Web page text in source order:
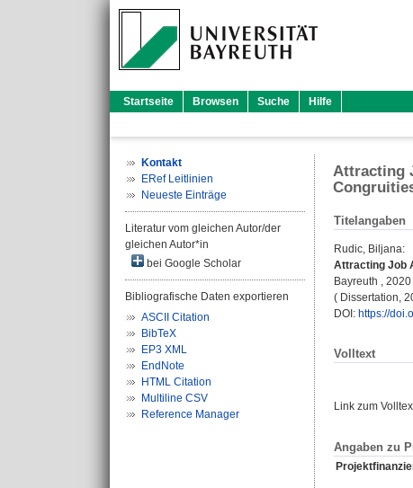
Startseite Browsen Suche Hilfe
Kontakt
ERef Leitlinien
Neueste Einträge
Literatur vom gleichen Autor/der
gleichen Autor*in
bei Google Scholar
Bibliografische Daten exportieren
ASCII Citation
BibTeX
EP3 XML
EndNote
HTML Citation
Multiline CSV
Reference Manager
Attracting
Titelangaben
Rudic, Biljana:
Attracting Job
Bayreuth ,
( Dissertation,
DOI: https://
Volltext
Link zum
Angaben zu